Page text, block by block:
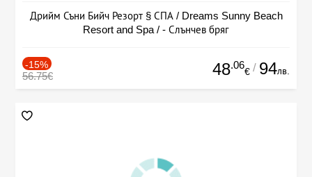
Дрийм Съни Бийч Резорт § СПА / Dreams Sunny Beach
Resort and Spa / - Слънчев бряг
-15%
56.75€ 48.06
€ / 94лв.